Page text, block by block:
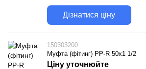
Дізнатися ціну
150303200
Муфта (фітинг) PP-R 50х1 1/2
Ціну уточнюйте